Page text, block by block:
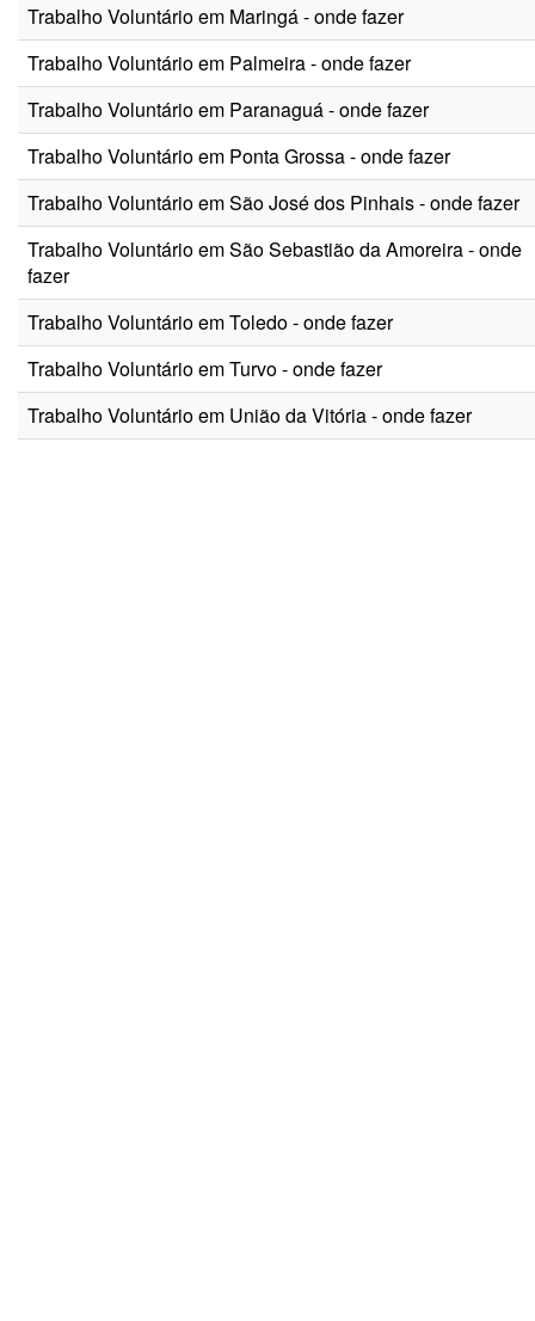
Trabalho Voluntário em Maringá - onde fazer
Trabalho Voluntário em Palmeira - onde fazer
Trabalho Voluntário em Paranaguá - onde fazer
Trabalho Voluntário em Ponta Grossa - onde fazer
Trabalho Voluntário em São José dos Pinhais - onde fazer
Trabalho Voluntário em São Sebastião da Amoreira - onde
fazer
Trabalho Voluntário em Toledo - onde fazer
Trabalho Voluntário em Turvo - onde fazer
Trabalho Voluntário em União da Vitória - onde fazer